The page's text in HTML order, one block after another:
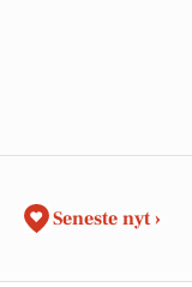
Seneste nyt ›